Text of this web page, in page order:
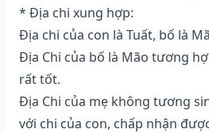
* Địa chi xung hợp:
Địa chi của con là Tuất, bố là
Địa Chi của bố là Mão tương
rất tốt.
Địa Chi của mẹ không tương
với chi của con, chấp nhận